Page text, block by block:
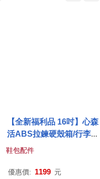
【全新福利品 16吋】心森
活ABS拉鍊硬殼箱/行李箱
(3色任選) 16吋
鞋包配件
優惠價: 1199 元